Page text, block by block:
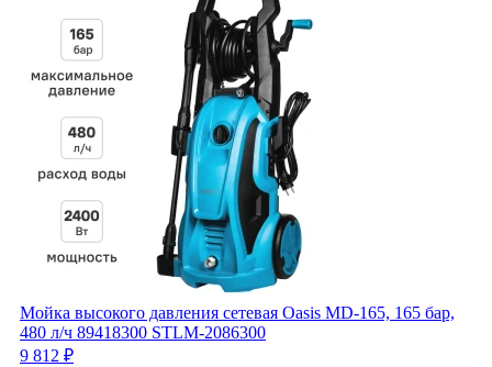
Мойка высокого давления сетевая Oasis MD-165, 165 бар,
480 л/ч 89418300 STLM-2086300
9 812 ₽